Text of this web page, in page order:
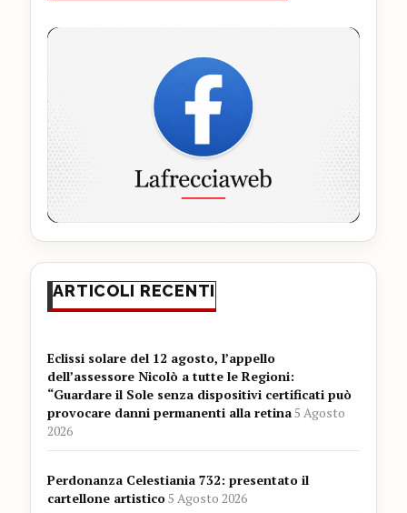
ARTICOLI RECENTI
Eclissi solare del 12 agosto, l’appello
dell’assessore Nicolò a tutte le Regioni:
“Guardare il Sole senza dispositivi certificati può
provocare danni permanenti alla retina5 Agosto
2026
Perdonanza Celestiania 732: presentato il
cartellone artistico5 Agosto 2026